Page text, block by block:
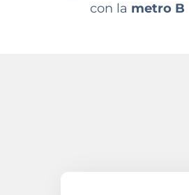
con la metro B